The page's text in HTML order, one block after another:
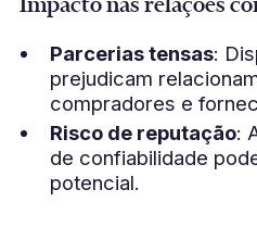
Parcerias tensas:
prejudicam
compradores e
Risco de reputação:
de confiabilidade
potencial.